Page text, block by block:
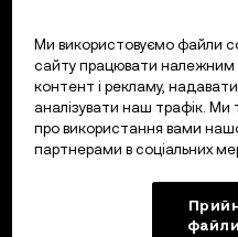
Ми використовуємо файли
сайту працювати належним
контент і рекламу, надавати
аналізувати наш трафік.
про використання вами
партнерами в соціальних